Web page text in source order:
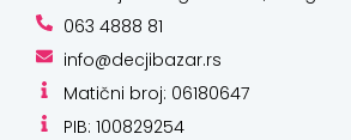
063 4888 81
info@decjibazar.rs
Matični broj: 06180647
PIB: 100829254